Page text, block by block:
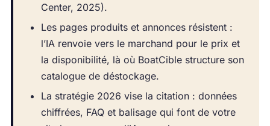
Center, 2025).
Les pages produits et annonces résistent :
l’IA renvoie vers le marchand pour le prix et
la disponibilité, là où BoatCible structure son
catalogue de déstockage.
La stratégie 2026 vise la citation : données
chiffrées, FAQ et balisage qui font de votre